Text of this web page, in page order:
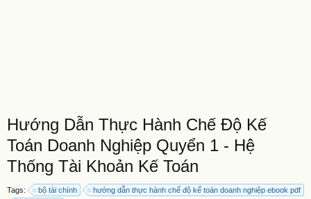
Hướng Dẫn Thực Hành Chế Độ Kế
Toán Doanh Nghiệp Quyển 1 - Hệ
Thống Tài Khoản Kế Toán
Tags: bộ tài chính
hướng dẫn thực hành chế độ kế toán doanh nghiệp ebook pdf